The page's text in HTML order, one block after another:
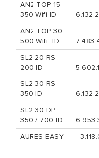
AN2 TOP 15
350 Wifi ID
AN2 TOP 30
500 Wifi ID
SL2 20 RS
200 ID
SL2 30 RS
350 ID
SL2 30 DP
350 / 700 ID
AURES EASY